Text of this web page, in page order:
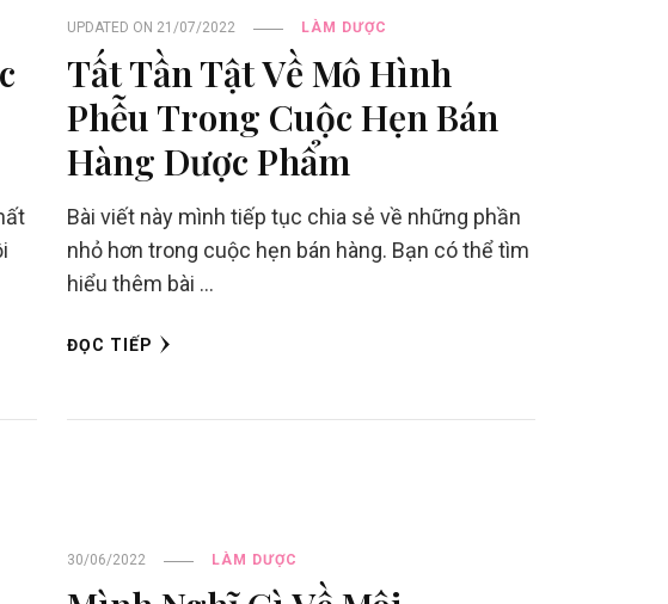
UPDATED ON 21/07/2022 LÀM DƯỢC
Tất Tần Tật Về Mô Hình
Phễu Trong Cuộc Hẹn Bán
Hàng Dược Phẩm
Bài viết này mình tiếp tục chia sẻ về những phần
nhỏ hơn trong cuộc hẹn bán hàng. Bạn có thể tìm
hiểu thêm bài …
ĐỌC TIẾP
30/06/2022 LÀM DƯỢC